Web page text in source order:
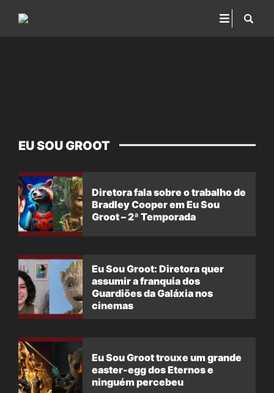
EU SOU GROOT
Diretora fala sobre o trabalho de
Bradley Cooper em Eu Sou
Groot – 2ª Temporada
Eu Sou Groot: Diretora quer
assumir a franquia dos
Guardiões da Galáxia nos
cinemas
Eu Sou Groot trouxe um grande
easter-egg dos Eternos e
ninguém percebeu